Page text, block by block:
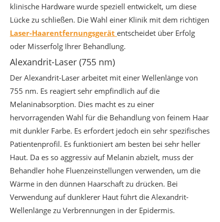
klinische Hardware wurde speziell entwickelt, um diese
Lücke zu schließen. Die Wahl einer Klinik mit dem richtigen
Laser-Haarentfernungsgerät entscheidet über Erfolg
oder Misserfolg Ihrer Behandlung.
Alexandrit-Laser (755 nm)
Der Alexandrit-Laser arbeitet mit einer Wellenlänge von
755 nm. Es reagiert sehr empfindlich auf die
Melaninabsorption. Dies macht es zu einer
hervorragenden Wahl für die Behandlung von feinem Haar
mit dunkler Farbe. Es erfordert jedoch ein sehr spezifisches
Patientenprofil. Es funktioniert am besten bei sehr heller
Haut. Da es so aggressiv auf Melanin abzielt, muss der
Behandler hohe Fluenzeinstellungen verwenden, um die
Wärme in den dünnen Haarschaft zu drücken. Bei
Verwendung auf dunklerer Haut führt die Alexandrit-
Wellenlänge zu Verbrennungen in der Epidermis.